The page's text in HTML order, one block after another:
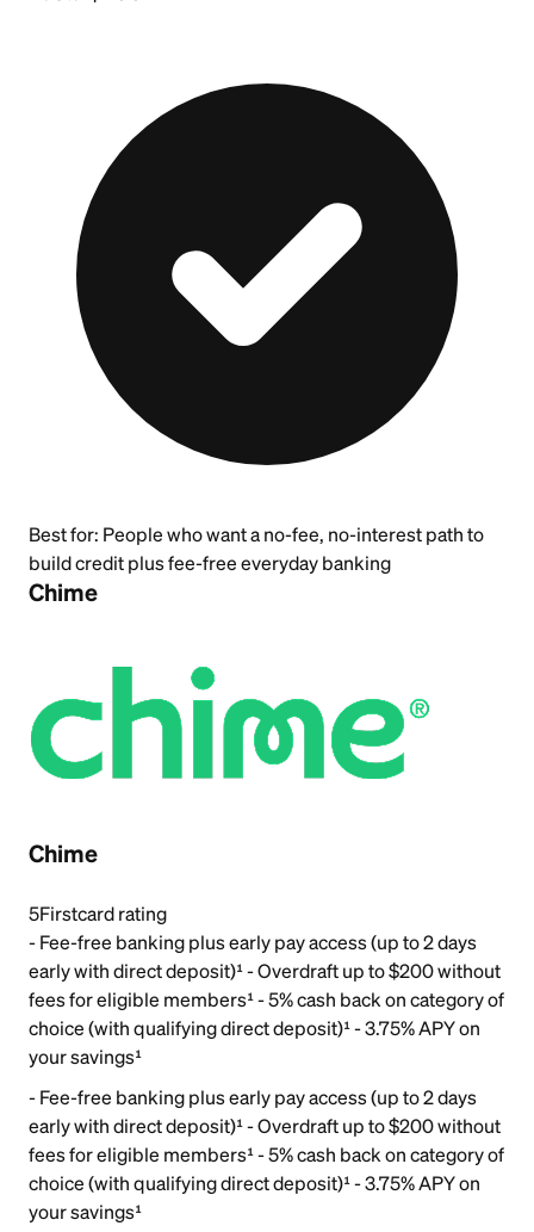
Best for: People who want a no-fee, no-interest path to
build credit plus fee-free everyday banking
Chime
Chime
5Firstcard rating
- Fee-free banking plus early pay access (up to 2 days
early with direct deposit)¹ - Overdraft up to $200 without
fees for eligible members¹ - 5% cash back on category of
choice (with qualifying direct deposit)¹ - 3.75% APY on
your savings¹
- Fee-free banking plus early pay access (up to 2 days
early with direct deposit)¹ - Overdraft up to $200 without
fees for eligible members¹ - 5% cash back on category of
choice (with qualifying direct deposit)¹ - 3.75% APY on
your savings¹